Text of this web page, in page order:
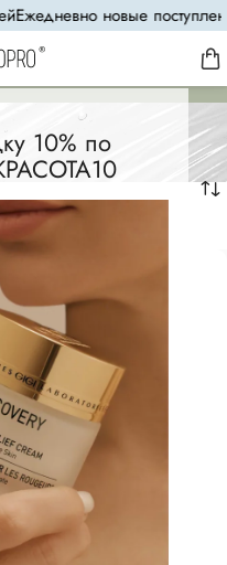
10% по
новые поступления